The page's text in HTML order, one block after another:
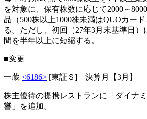
を対象に、保有株数に応じて2000～
品（500株以上1000株未満はQUOカー
る。ただし、初回（27年3月末基準日）
間を半年以上に短縮する。
■変更 ――――――――――――――
一蔵 <6186> [東証Ｓ] 決算月【3月
株主優待の提携レストランに「ダイナ
響」を追加。